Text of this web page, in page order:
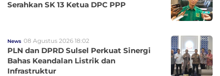
Serahkan SK 13 Ketua DPC PPP
News 08 Agustus 2026 18:02
PLN dan DPRD Sulsel Perkuat Sinergi
Bahas Keandalan Listrik dan
Infrastruktur